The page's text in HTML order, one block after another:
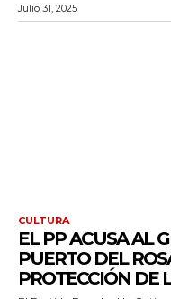
Julio 31, 2025
CULTURA
EL PP ACUSA AL
PUERTO DEL
PROTECCIÓN DE